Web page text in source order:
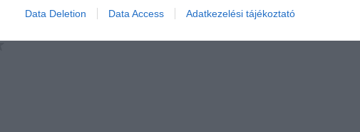
Data Deletion Data Access Adatkezelési tájékoztató